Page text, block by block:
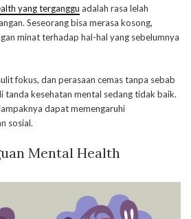
yang terganggu adalah rasa lelah
Seseorang bisa merasa kosong,
minat terhadap hal-hal yang sebelumnya
fokus, dan perasaan cemas tanpa sebab
tanda kesehatan mental sedang tidak baik.
dapat memengaruhi
sosial.
Mental Health